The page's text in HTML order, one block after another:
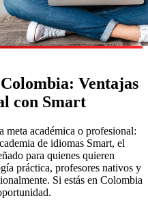
Ventajas
con Smart
meta académica o profesional:
de idiomas Smart, el
para quienes quieren
práctica, profesores nativos y
Si estás en Colombia